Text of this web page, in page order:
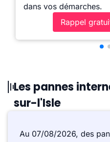
dans vos démarches.
Rappel
Les pannes
sur-l'Isle
Au 07/08/2026, des